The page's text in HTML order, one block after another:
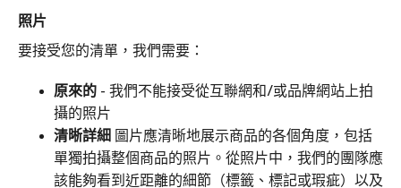
照片
要接受您的清單，我們需要：
原來的 - 我們不能接受從互聯網和/或品牌網站上拍
攝的照片
清晰詳細 圖片應清晰地展示商品的各個角度，包括
單獨拍攝整個商品的照片。從照片中，我們的團隊應
該能夠看到近距離的細節（標籤、標記或瑕疵）以及